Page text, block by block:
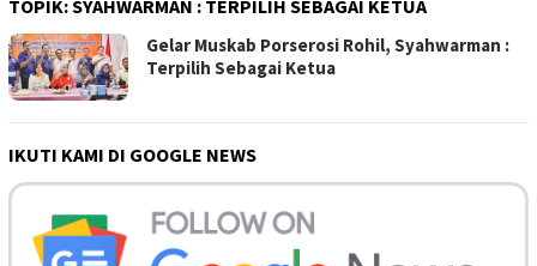
TOPIK:SYAHWARMAN : TERPILIH SEBAGAI KETUA
Gelar Muskab Porserosi Rohil, Syahwarman :
Terpilih Sebagai Ketua
IKUTI KAMI DI GOOGLE NEWS